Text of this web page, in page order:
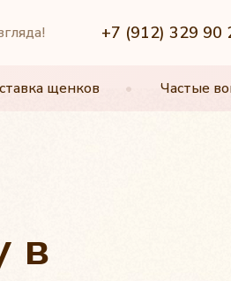
+7 (912) 329 90
щенков Частые
•
+7 (912) 329 90
щенков Частые
•
в